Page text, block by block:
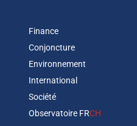
Finance
Conjoncture
Environnement
International
Société
Observatoire FRCH